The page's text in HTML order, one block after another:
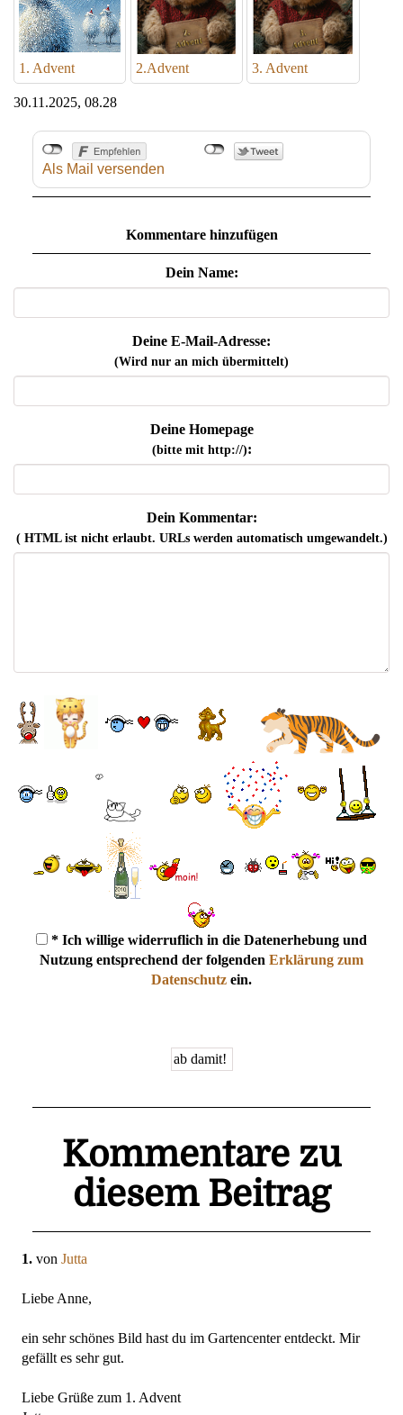
1. Advent 2.Advent 3. Advent
30.11.2025, 08.28
Als Mail versenden
Kommentare hinzufügen
Dein Name:
Deine E-Mail-Adresse:
(Wird nur an mich übermittelt)
Deine Homepage
(bitte mit http://):
Dein Kommentar:
( HTML ist nichterlaubt. URLs werden automatisch umgewandelt.)
* Ich willige widerruflich in die Datenerhebung und
Nutzung entsprechend der folgenden Erklärung zum
Datenschutz ein.
Kommentare zu
diesem Beitrag
1. von Jutta
Liebe Anne,
ein sehr schönes Bild hast du im Gartencenter entdeckt. Mir
gefällt es sehr gut.
Liebe Grüße zum 1. Advent